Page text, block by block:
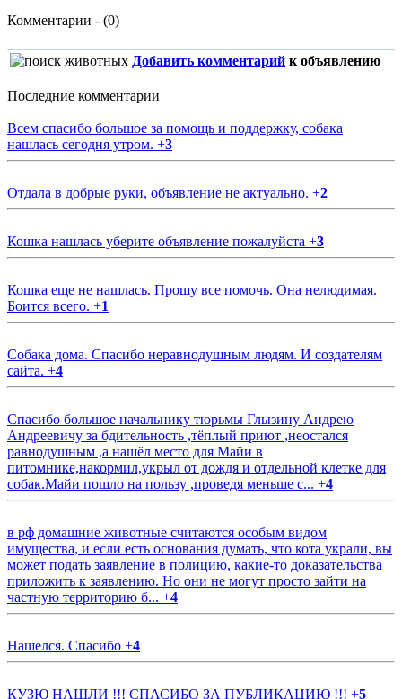
Комментарии - (0)
Добавить комментарий к объявлению
Последние комментарии
Всем спасибо большое за помощь и поддержку, собака
нашлась сегодня утром. +3
Отдала в добрые руки, объявление не актуально. +2
Кошка нашлась уберите объявление пожалуйста +3
Кошка еще не нашлась. Прошу все помочь. Она нелюдимая.
Боится всего. +1
Собака дома. Спасибо неравнодушным людям. И создателям
сайта. +4
Спасибо большое начальнику тюрьмы Глызину Андрею
Андреевичу за бдительность ,тёплый приют ,неостался
равнодушным ,а нашёл место для Майи в
питомнике,накормил,укрыл от дождя и отдельной клетке для
собак.Майи пошло на пользу ,проведя меньше с... +4
в рф домашние животные считаются особым видом
имущества, и если есть основания думать, что кота украли, вы
может подать заявление в полицию, какие-то доказательства
приложить к заявлению. Но они не могут просто зайти на
частную территорию б... +4
Нашелся. Спасибо +4
КУЗЮ НАШЛИ !!! СПАСИБО ЗА ПУБЛИКАЦИЮ !!! +5